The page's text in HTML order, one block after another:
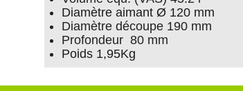
Diamètre aimant Ø 120 mm
Diamètre découpe 190 mm
Profondeur 80 mm
Poids 1,95Kg